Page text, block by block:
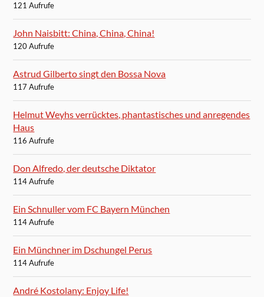
121 Aufrufe
John Naisbitt: China, China, China!
120 Aufrufe
Astrud Gilberto singt den Bossa Nova
117 Aufrufe
Helmut Weyhs verrücktes, phantastisches und anregendes
Haus
116 Aufrufe
Don Alfredo, der deutsche Diktator
114 Aufrufe
Ein Schnuller vom FC Bayern München
114 Aufrufe
Ein Münchner im Dschungel Perus
114 Aufrufe
André Kostolany: Enjoy Life!